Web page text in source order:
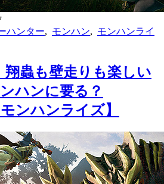
ハンター,モンハン,モンハンライ
ろそろ3から進化し
よなwwwwww【モン